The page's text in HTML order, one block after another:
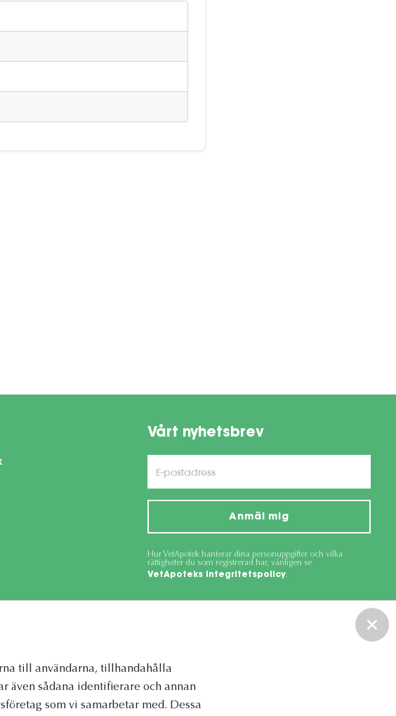
till användarna, tillhandahålla
även sådana identifierare och annan
som vi samarbetar med. Dessa
Vårt nyhetsbrev
Anmäl mig
Hur VetApotek hanterar dina personuppgifter och vilka
rättigheter du som registrerad har, vänligen se
VetApoteks integritetspolicy.